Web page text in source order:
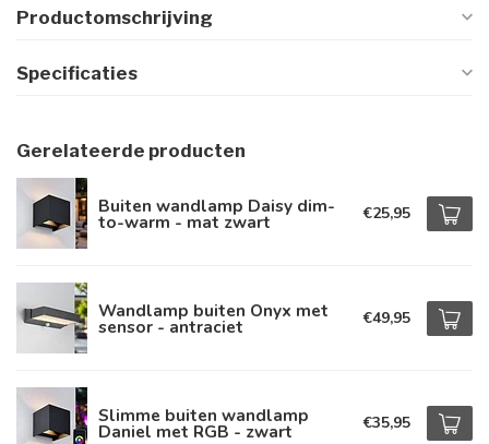
Productomschrijving
Specificaties
Gerelateerde producten
Buiten wandlamp Daisy dim-
to-warm - mat zwart €25,95
Wandlamp buiten Onyx met
sensor - antraciet €49,95
Slimme buiten wandlamp
Daniel met RGB - zwart €35,95